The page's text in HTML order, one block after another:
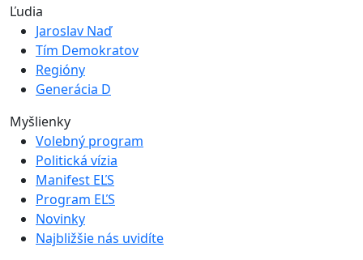
Ľudia
Jaroslav Naď
Tím Demokratov
Regióny
Generácia D
Myšlienky
Volebný program
Politická vízia
Manifest EĽS
Program EĽS
Novinky
Najbližšie nás uvidíte